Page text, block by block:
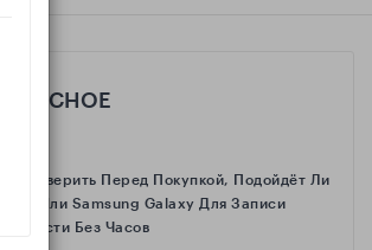
Проверить Перед Покупкой, Подойдёт Ли
Или Samsung Galaxy Для Записи
Без Часов